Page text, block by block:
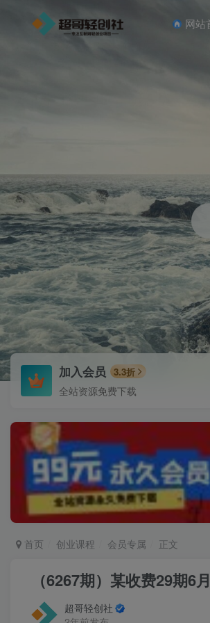
网站
加入会员 3.3折
全站资源免费下载
首页 创业课程 会员专属 正文
（6267期）某收费29期
超哥轻创社